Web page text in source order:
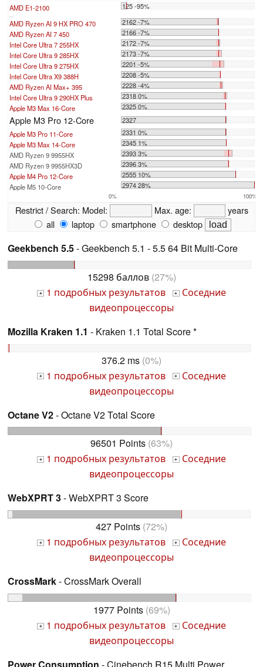
AMD E1-2100 125 -95%
...
AMD Ryzen AI 9 HX PRO 470
2162 -7%
AMD Ryzen AI 7 450
2166 -7%
Intel Core Ultra 7 255HX
2172 -7%
Intel Core Ultra 9 285HX
2173 -7%
Intel Core Ultra 9 275HX
2201 -5%
Intel Core Ultra X9 388H
2208 -5%
AMD Ryzen AI Max+ 395
2228 -4%
Intel Core Ultra 9 290HX Plus
2318 0%
Apple M3 Max 16-Core
2325 0%
Apple M3 Pro 12-Core
2327
Apple M3 Pro 11-Core
2331 0%
Apple M3 Max 14-Core
2345 1%
AMD Ryzen 9 9955HX
2393 3%
AMD Ryzen 9 9955HX3D
2396 3%
Apple M4 Pro 12-Core
2555 10%
Apple M5 10-Core
2974 28%
0% 100%
Restrict / Search: Model: Max. age:
years
all
laptop smartphone desktop
Geekbench 5.5- Geekbench 5.1 - 5.5 64 Bit Multi-Core
15298 баллов(27%)
+ 1 подробных результатов + Соседние
видеопроцессоры
Mozilla Kraken 1.1 - Kraken 1.1 Total Score *
376.2 ms (0%)
+ 1 подробных результатов + Соседние
видеопроцессоры
Octane V2- Octane V2 Total Score
96501 Points (63%)
+ 1 подробных результатов + Соседние
видеопроцессоры
WebXPRT 3- WebXPRT 3 Score
427 Points (72%)
+ 1 подробных результатов + Соседние
видеопроцессоры
CrossMark- CrossMark Overall
1977 Points(69%)
+ 1 подробных результатов + Соседние
видеопроцессоры